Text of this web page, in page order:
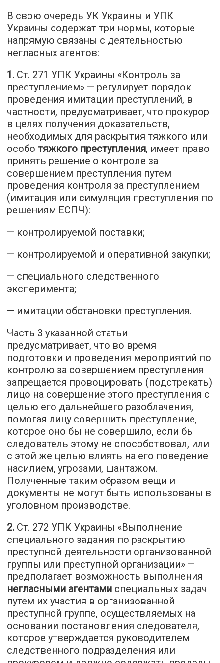
В свою очередь УК Украины и УПК
Украины содержат три нормы, которые
напрямую связаны с деятельностью
негласных агентов:
1. Ст. 271 УПК Украины «Контроль за
преступлением» — регулирует порядок
проведения имитации преступлений, в
частности, предусматривает, что прокурор
в целях получения доказательств,
необходимых для раскрытия тяжкого или
особо тяжкого преступления, имеет право
принять решение о контроле за
совершением преступления путем
проведения контроля за преступлением
(имитация или симуляция преступления по
решениям ЕСПЧ):
— контролируемой поставки;
— контролируемой и оперативной закупки;
— специального следственного
эксперимента;
— имитации обстановки преступления.
Часть 3 указанной статьи
предусматривает, что во время
подготовки и проведения мероприятий по
контролю за совершением преступления
запрещается провоцировать (подстрекать)
лицо на совершение этого преступления с
целью его дальнейшего разоблачения,
помогая лицу совершить преступление,
которое оно бы не совершило, если бы
следователь этому не способствовал, или
с этой же целью влиять на его поведение
насилием, угрозами, шантажом.
Полученные таким образом вещи и
документы не могут быть использованы в
уголовном производстве.
2. Ст. 272 УПК Украины «Выполнение
специального задания по раскрытию
преступной деятельности организованной
группы или преступной организации» —
предполагает возможность выполнения
негласными агентами специальных задач
путем их участия в организованной
преступной группе, осуществляемых на
основании постановления следователя,
которое утверждается руководителем
следственного подразделения или